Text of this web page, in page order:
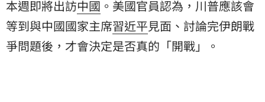
本週即將出訪中國 。美國官員認為，川普應該會
等到與中國國家主席習近平見面、討論完伊朗戰
爭問題後，才會決定是否真的「開戰」。